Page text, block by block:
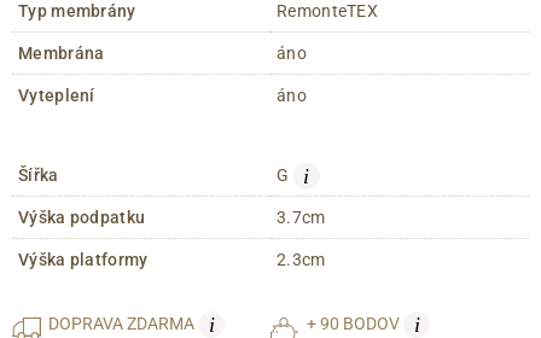
Typ membrány RemonteTEX
Membrána áno
Vyteplení áno
Šířka G i
Výška podpatku 3.7cm
Výška platformy 2.3cm
DOPRAVAZDARMA i + 90 BODOV i